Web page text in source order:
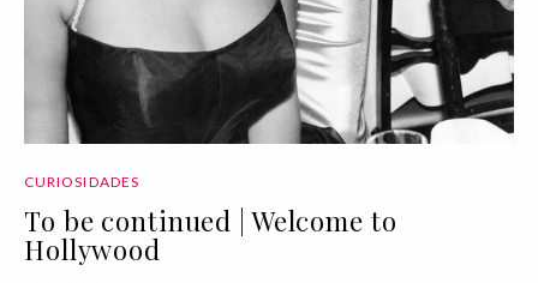
CURIOSIDADES
To be continued | Welcome to
Hollywood